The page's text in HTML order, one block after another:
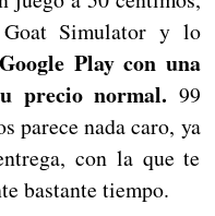
Simulator y lo
Play con una
precio normal. 99
parece nada caro, ya
con la que te
bastante tiempo.